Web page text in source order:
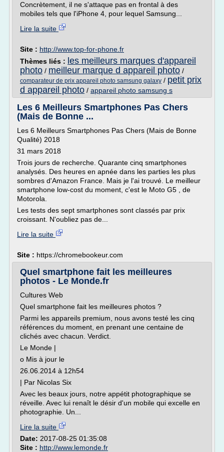
Concrètement, il ne s'attaque pas en frontal à des
mobiles tels que l'iPhone 4, pour lequel Samsung...
Lire la suite
Site : http://www.top-for-phone.fr
Thèmes liés : les meilleurs marques d'appareil
photo / meilleur marque d appareil photo /
comparateur de prix appareil photo samsung galaxy / petit prix
d appareil photo / appareil photo samsung s
Les 6 Meilleurs Smartphones Pas Chers
(Mais de Bonne ...
Les 6 Meilleurs Smartphones Pas Chers (Mais de Bonne
Qualité) 2018
31 mars 2018
Trois jours de recherche. Quarante cinq smartphones
analysés. Des heures en apnée dans les parties les plus
sombres d'Amazon France. Mais je l'ai trouvé. Le meilleur
smartphone low-cost du moment, c'est le Moto G5 , de
Motorola.
Les tests des sept smartphones sont classés par prix
croissant. N'oubliez pas de...
Lire la suite
Site : https://chromebookeur.com
Quel smartphone fait les meilleures
photos - Le Monde.fr
Cultures Web
Quel smartphone fait les meilleures photos ?
Parmi les appareils premium, nous avons testé les cinq
références du moment, en prenant une centaine de
clichés avec chacun. Verdict.
Le Monde |
o Mis à jour le
26.06.2014 à 12h54
| Par Nicolas Six
Avec les beaux jours, notre appétit photographique se
réveille. Avec lui renaît le désir d'un mobile qui excelle en
photographie. Un...
Lire la suite
Date: 2017-08-25 01:35:08
Site : http://www.lemonde.fr